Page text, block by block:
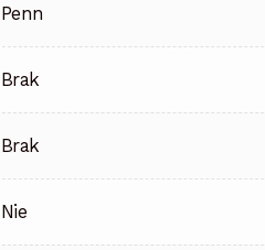
Penn
Brak
Brak
Nie